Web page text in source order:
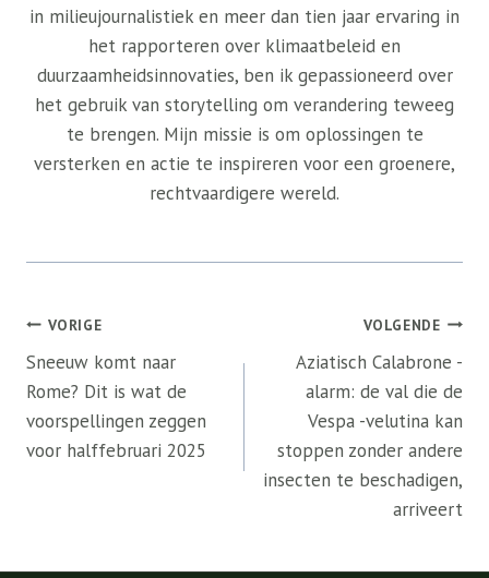
in milieujournalistiek en meer dan tien jaar ervaring in
het rapporteren over klimaatbeleid en
duurzaamheidsinnovaties, ben ik gepassioneerd over
het gebruik van storytelling om verandering teweeg
te brengen. Mijn missie is om oplossingen te
versterken en actie te inspireren voor een groenere,
rechtvaardigere wereld.
Bericht
navigatie
VORIGE
Sneeuw komt naar
Rome? Dit is wat de
voorspellingen zeggen
voor halffebruari 2025
VOLGENDE
Aziatisch Calabrone -
alarm: de val die de
Vespa -velutina kan
stoppen zonder andere
insecten te beschadigen,
arriveert